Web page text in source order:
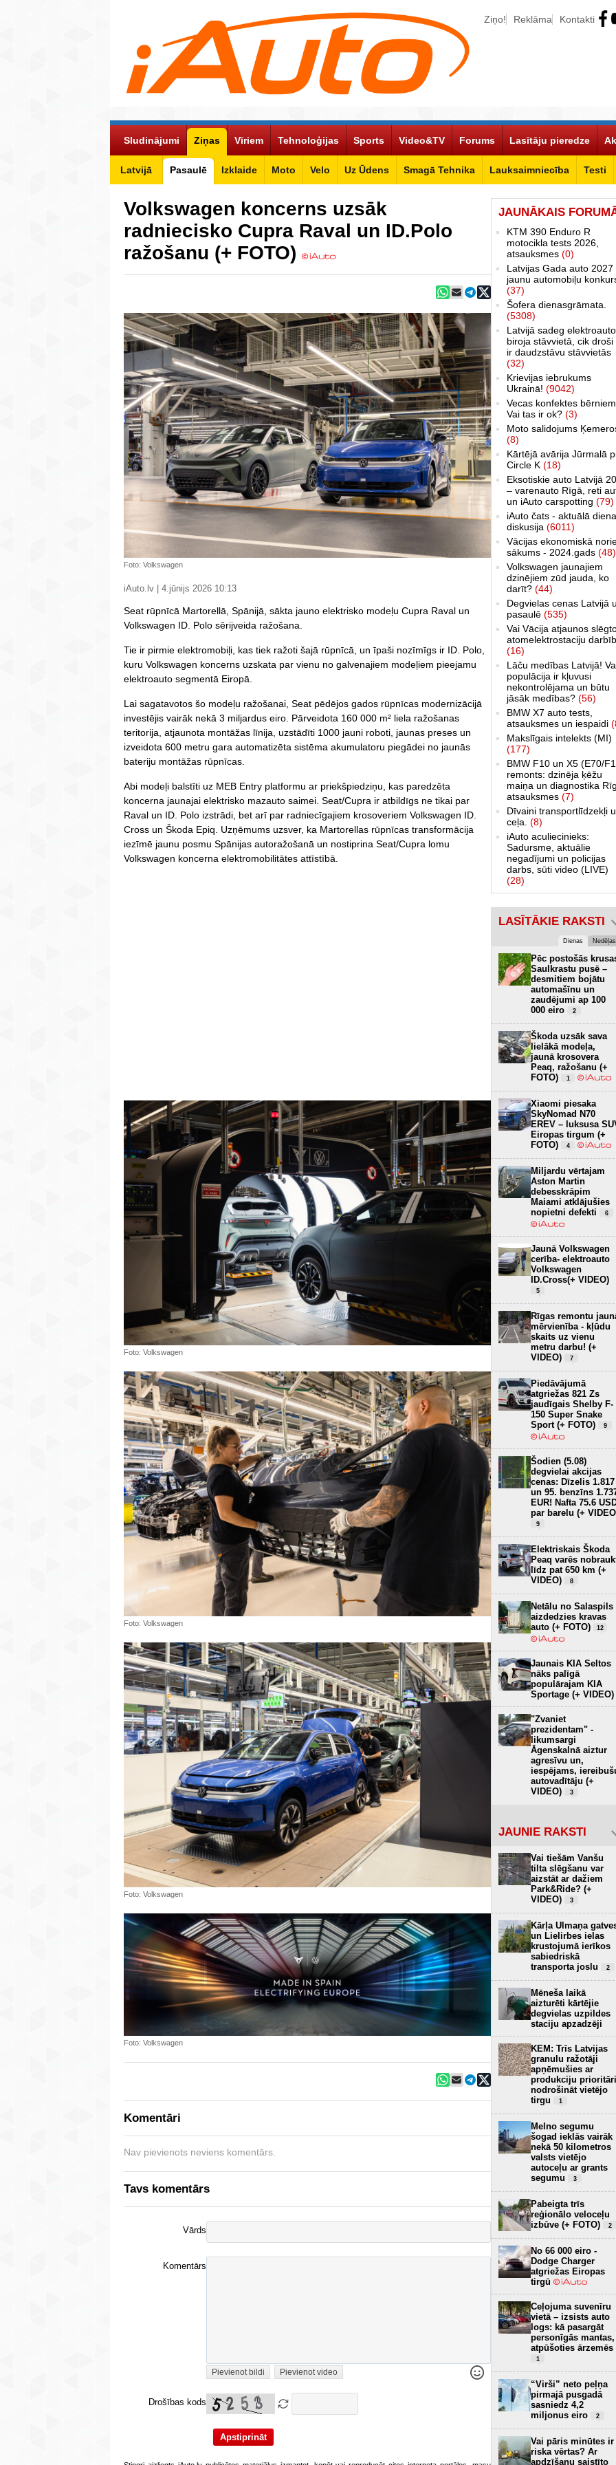
Ziņo! Reklāma Kontakti
Sludinājumi Ziņas
Latvijā Pasaulē Izklaide Moto Velo Uz Ūdens Smagā Tehnika Lauksaimniecība Testi
Vīriem Tehnoloģijas Sports Video&TV Forums Lasītāju pieredze
Volkswagen koncerns uzsāk
radniecisko Cupra Raval un ID.Polo
ražošanu (+ FOTO)
Foto: Volkswagen
iAuto.lv | 4.jūnijs 2026 10:13
Seat rūpnīcā Martorellā, Spānijā, sākta jauno elektrisko modeļu Cupra Raval un
Volkswagen ID. Polo sērijveida ražošana.
Tie ir pirmie elektromobiļi, kas tiek ražoti šajā rūpnīcā, un īpaši nozīmīgs ir ID. Polo,
kuru Volkswagen koncerns uzskata par vienu no galvenajiem modeļiem pieejamu
elektroauto segmentā Eiropā.
Lai sagatavotos šo modeļu ražošanai, Seat pēdējos gados rūpnīcas modernizācijā
investējis vairāk nekā 3 miljardus eiro. Pārveidota 160 000 m² liela ražošanas
teritorija, atjaunota montāžas līnija, uzstādīti 1000 jauni roboti, jaunas preses un
izveidota 600 metru gara automatizēta sistēma akumulatoru piegādei no jaunās
bateriju montāžas rūpnīcas.
Abi modeļi balstīti uz MEB Entry platformu ar priekšpiedziņu, kas paredzēta
koncerna jaunajai elektrisko mazauto saimei. Seat/Cupra ir atbildīgs ne tikai par
Raval un ID. Polo izstrādi, bet arī par radniecīgajiem krosoveriem Volkswagen ID.
Cross un Škoda Epiq. Uzņēmums uzsver, ka Martorellas rūpnīcas transformācija
iezīmē jaunu posmu Spānijas autoražošanā un nostiprina Seat/Cupra lomu
Volkswagen koncerna elektromobilitātes attīstībā.
Foto: Volkswagen
Foto: Volkswagen
Foto: Volkswagen
Foto: Volkswagen
Komentāri
Nav pievienots neviens komentārs.
Tavs komentārs
Vārds
Komentārs
Pievienot bildi Pievienot video
Drošības kods
JAUNĀKAIS
KTM 390 Enduro R
motocikla tests 2026,
atsauksmes (0)
Latvijas Gada auto 2027
jaunu automobiļu
(37)
Šofera dienasgrāmata.
(5308)
Latvijā sadeg elektroauto
biroja stāvvietā, cik droši
ir daudzstāvu stāvvietās
(32)
Krievijas iebrukums
Ukrainā! (9042)
Vecas konfektes
Vai tas ir ok? (3)
Moto salidojums
(8)
Kārtējā avārija Jūrmalā
Circle K (18)
Eksotiskie auto Latvijā
– varenauto Rīgā, reti
un iAuto carspotting (79)
iAuto čats - aktuālā
diskusija (6011)
Vācijas ekonomiskā
sākums - 2024.gads (48)
Volkswagen jaunajiem
dzinējiem zūd jauda, ko
darīt? (44)
Degvielas cenas Latvijā
pasaulē (535)
Vai Vācija atjaunos
atomelektrostaciju
(16)
Lāču medības Latvijā!
populācija ir kļuvusi
nekontrolējama un būtu
jāsāk medības? (56)
BMW X7 auto tests,
atsauksmes un iespaidi
Makslīgais intelekts (MI)
(177)
BMW F10 un X5 (E70/
remonts: dzinēja ķēžu
maiņa un diagnostika
atsauksmes (7)
Dīvaini transportlīdzekļi
ceļa. (8)
iAuto aculiecinieks:
Sadursme, aktuālie
negadījumi un policijas
darbs, sūti video (LIVE)
(28)
LASĪTĀKIE RAKSTI
Dienas Nedēļas
Pēc postošās
Saulkrastu pusē –
desmitiem bojātu
automašīnu un
zaudējumi ap 100
000 eiro
2
Škoda uzsāk sava
lielākā modeļa,
jaunā krosovera
Peaq, ražošanu (+
FOTO)
1
Xiaomi piesaka
SkyNomad N70
EREV – luksusa
Eiropas tirgum (+
FOTO)
4
Miljardu vērtajam
Aston Martin
debesskrāpim
Maiami atklājušies
nopietni defekti
6
Jaunā Volkswagen
cerība- elektroauto
Volkswagen
ID.Cross(+ VIDEO)
5
Rīgas remontu
mērvienība - kļūdu
skaits uz vienu
metru darbu! (+
VIDEO)
7
Piedāvājumā
atgriežas 821 Zs
jaudīgais Shelby F-
150 Super Snake
Sport (+ FOTO)
9
Šodien (5.08)
degvielai akcijas
cenas: Dīzelis 1.817
un 95. benzīns
EUR! Nafta 75.6
par barelu (+
9
Elektriskais Škoda
Peaq varēs
līdz pat 650 km (+
VIDEO)
8
Netālu no Salaspils
aizdedzies kravas
auto (+ FOTO)
12
Jaunais KIA Seltos
nāks palīgā
populārajam KIA
Sportage (+ VIDEO)
"Zvaniet
prezidentam" -
likumsargi
Āgenskalnā aiztur
agresīvu un,
iespējams,
autovadītāju (+
VIDEO)
3
JAUNIE RAKSTI
Vai tiešām Vanšu
tilta slēgšanu var
aizstāt ar dažiem
Park&Ride? (+
VIDEO)
3
Kārļa Ulmaņa
un Lielirbes ielas
krustojumā ierīkos
sabiedriskā
transporta joslu
2
Mēneša laikā
aizturēti kārtējie
degvielas uzpildes
staciju apzadzēji
KEM: Trīs Latvijas
granulu ražotāji
apņēmušies ar
produkciju prioritāri
nodrošināt vietējo
tirgu
1
Melno segumu
šogad ieklās vairāk
nekā 50 kilometros
valsts vietējo
autoceļu ar grants
segumu
3
Pabeigta trīs
reģionālo veloceļu
izbūve (+ FOTO)
2
No 66 000 eiro -
Dodge Charger
atgriežas Eiropas
tirgū
Ceļojuma suvenīru
vietā – izsists auto
logs: kā pasargāt
personīgās mantas,
atpūšoties ārzemēs
1
“Virši” neto peļņa
pirmajā pusgadā
sasniedz 4,2
miljonus eiro
2
Vai pāris minūtes ir
riska vērtas? Ar
apdzīšanu saistīto